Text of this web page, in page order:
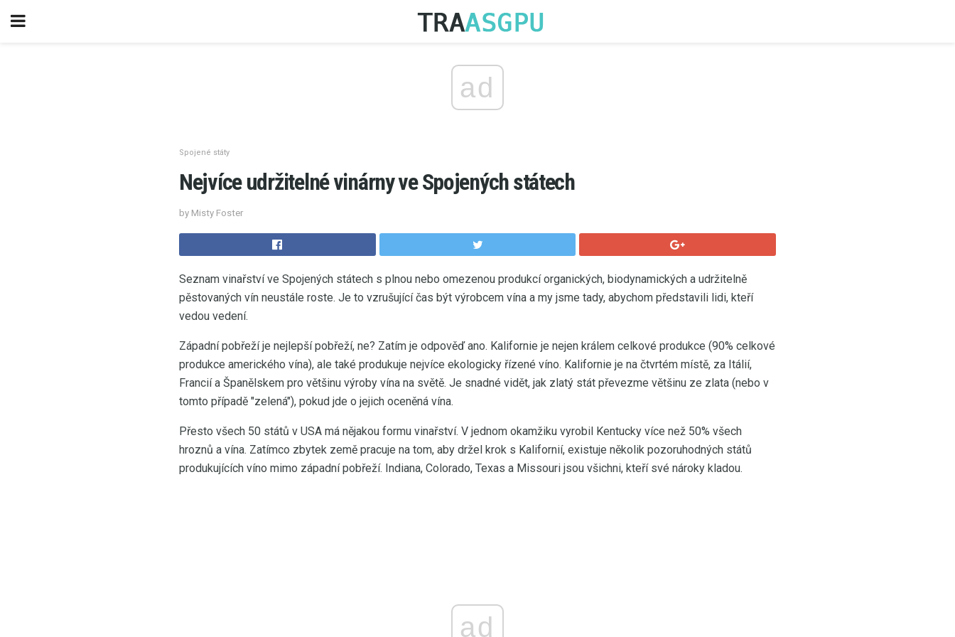
ad
Spojené státy
Nejvíce udržitelné vinárny ve Spojených státech
by Misty Foster
Seznam vinařství ve Spojených státech s plnou nebo omezenou produkcí organických, biodynamických a udržitelně
pěstovaných vín neustále roste. Je to vzrušující čas být výrobcem vína a my jsme tady, abychom představili lidi, kteří
vedou vedení.
Západní pobřeží je nejlepší pobřeží, ne? Zatím je odpověď ano. Kalifornie je nejen králem celkové produkce (90% celkové
produkce amerického vína), ale také produkuje nejvíce ekologicky řízené víno. Kalifornie je na čtvrtém místě, za Itálií,
Francií a Španělskem pro většinu výroby vína na světě. Je snadné vidět, jak zlatý stát převezme většinu ze zlata (nebo v
tomto případě "zelená"), pokud jde o jejich oceněná vína.
Přesto všech 50 států v USA má nějakou formu vinařství. V jednom okamžiku vyrobil Kentucky více než 50% všech
hroznů a vína. Zatímco zbytek země pracuje na tom, aby držel krok s Kalifornií, existuje několik pozoruhodných států
produkujících víno mimo západní pobřeží. Indiana, Colorado, Texas a Missouri jsou všichni, kteří své nároky kladou.
ad